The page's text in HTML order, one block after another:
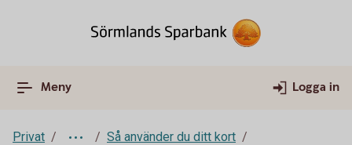
Meny Logga in
Privat
Så använder du ditt kort